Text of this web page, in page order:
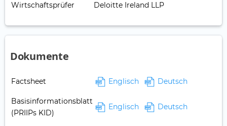
Wirtschaftsprüfer Deloitte Ireland LLP
Dokumente
Factsheet Englisch Deutsch
Basisinformationsblatt
(PRIIPs KID)
Englisch Deutsch